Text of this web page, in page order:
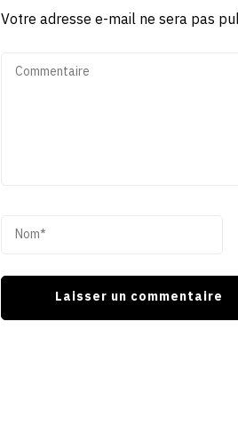
Votre adresse e-mail ne sera pas